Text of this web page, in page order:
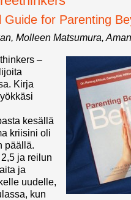
Guide for Parenting
Molleen Matsumura,
–
Kirja
kesällä
kriisini oli
päällä.
ja reilun
ja
uudelle,
kun